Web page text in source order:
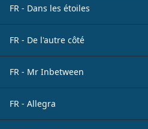
FR - Dans les étoiles
FR - De l'autre côté
FR - Mr Inbetween
FR - Allegra